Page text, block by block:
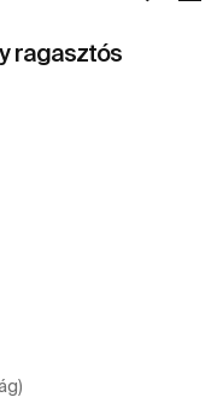
ragasztós